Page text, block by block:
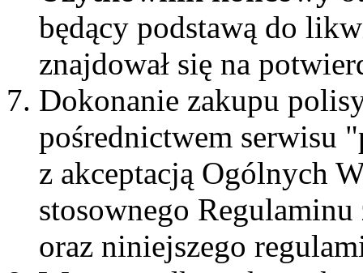
będący podstawą do
znajdował się na
Dokonanie zakupu
pośrednictwem serwisu
z akceptacją Ogólnych
stosownego
oraz niniejszego